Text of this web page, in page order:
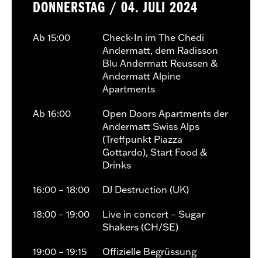
DONNERSTAG / 04. JULI 2024
Ab 15:00
Check-In im The Chedi
Andermatt, dem Radisson
Blu Andermatt Reussen &
Andermatt Alpine
Apartments
Ab 16:00
Open Doors Apartments der
Andermatt Swiss Alps
(Treffpunkt Piazza
Gottardo), Start Food &
Drinks
16:00 – 18:00
DJ Destruction (UK)
18:00 – 19:00
Live in concert – Sugar
Shakers (CH/SE)
19:00 – 19:15
Offizielle Begrüssung